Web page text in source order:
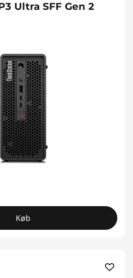
Ultra SFF Gen 2
Køb